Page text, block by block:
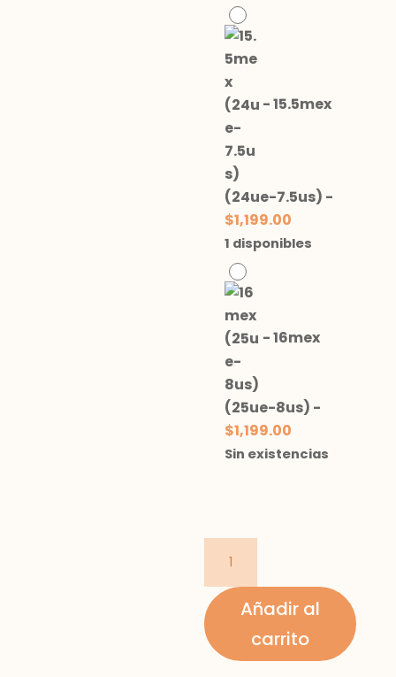
-15.5mex
(24ue-7.5us) -
$1,199.00
1 disponibles
-16mex
(25ue-8us) -
$1,199.00
Sin existencias
puntera
goma
bebé
niño
Añadir al
carrito